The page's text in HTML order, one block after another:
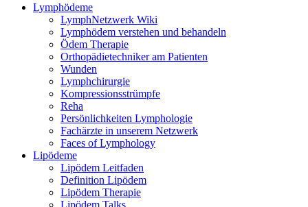
Lymphödeme
LymphNetzwerk Wiki
Lymphödem verstehen und behandeln
Ödem Therapie
Orthopädietechniker am Patienten
Wunden
Lymphchirurgie
Kompressionsstrümpfe
Reha
Persönlichkeiten Lymphologie
Fachärzte in unserem Netzwerk
Faces of Lymphology
Lipödeme
Lipödem Leitfaden
Definition Lipödem
Lipödem Therapie
Lipödem Talks